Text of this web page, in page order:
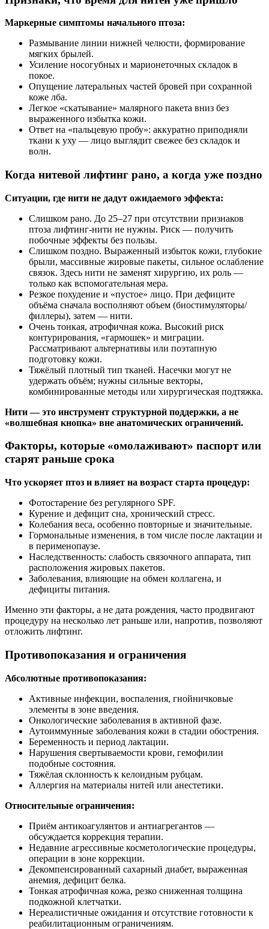
Маркерные симптомы начального птоза:
Размывание линии нижней челюсти, формирование
мягких брылей.
Усиление носогубных и марионеточных складок в
покое.
Опущение латеральных частей бровей при сохранной
коже лба.
Легкое «скатывание» малярного пакета вниз без
выраженного избытка кожи.
Ответ на «пальцевую пробу»: аккуратно приподняли
ткани к уху — лицо выглядит свежее без складок и
волн.
Когда нитевой лифтинг рано, а когда уже поздно
Ситуации, где нити не дадут ожидаемого эффекта:
Слишком рано. До 25–27 при отсутствии признаков
птоза лифтинг‑нити не нужны. Риск — получить
побочные эффекты без пользы.
Слишком поздно. Выраженный избыток кожи, глубокие
брыли, массивные жировые пакеты, сильное ослабление
связок. Здесь нити не заменят хирургию, их роль —
только как вспомогательная мера.
Резкое похудение и «пустое» лицо. При дефиците
объёма сначала восполняют объем (биостимуляторы/
филлеры), затем — нити.
Очень тонкая, атрофичная кожа. Высокий риск
контурирования, «гармошек» и миграции.
Рассматривают альтернативы или поэтапную
подготовку кожи.
Тяжёлый плотный тип тканей. Насечки могут не
удержать объём; нужны сильные векторы,
комбинированные методы или хирургическая подтяжка.
Нити — это инструмент структурной поддержки, а не
«волшебная кнопка» вне анатомических ограничений.
Факторы, которые «омолаживают» паспорт или
старят раньше срока
Что ускоряет птоз и влияет на возраст старта процедур:
Фотостарение без регулярного SPF.
Курение и дефицит сна, хронический стресс.
Колебания веса, особенно повторные и значительные.
Гормональные изменения, в том числе после лактации и
в перименопаузе.
Наследственность: слабость связочного аппарата, тип
расположения жировых пакетов.
Заболевания, влияющие на обмен коллагена, и
дефициты питания.
Именно эти факторы, а не дата рождения, часто продвигают
процедуру на несколько лет раньше или, напротив, позволяют
отложить лифтинг.
Противопоказания и ограничения
Абсолютные противопоказания:
Активные инфекции, воспаления, гнойничковые
элементы в зоне введения.
Онкологические заболевания в активной фазе.
Аутоиммунные заболевания кожи в стадии обострения.
Беременность и период лактации.
Нарушения свертываемости крови, гемофилии
подобные состояния.
Тяжёлая склонность к келоидным рубцам.
Аллергия на материалы нитей или анестетики.
Относительные ограничения:
Приём антикоагулянтов и антиагрегантов —
обсуждается коррекция терапии.
Недавние агрессивные косметологические процедуры,
операции в зоне коррекции.
Декомпенсированный сахарный диабет, выраженная
анемия, дефицит белка.
Тонкая атрофичная кожа, резко сниженная толщина
подкожной клетчатки.
Нереалистичные ожидания и отсутствие готовности к
реабилитационным ограничениям.